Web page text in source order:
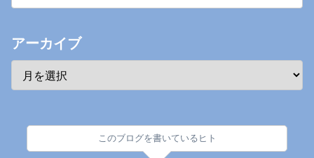
アーカイブ
このブログを書いているヒト